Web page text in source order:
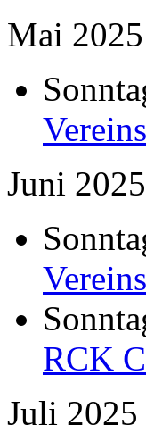
Mai 2025
Juni 2025
RCK
Juli 2025